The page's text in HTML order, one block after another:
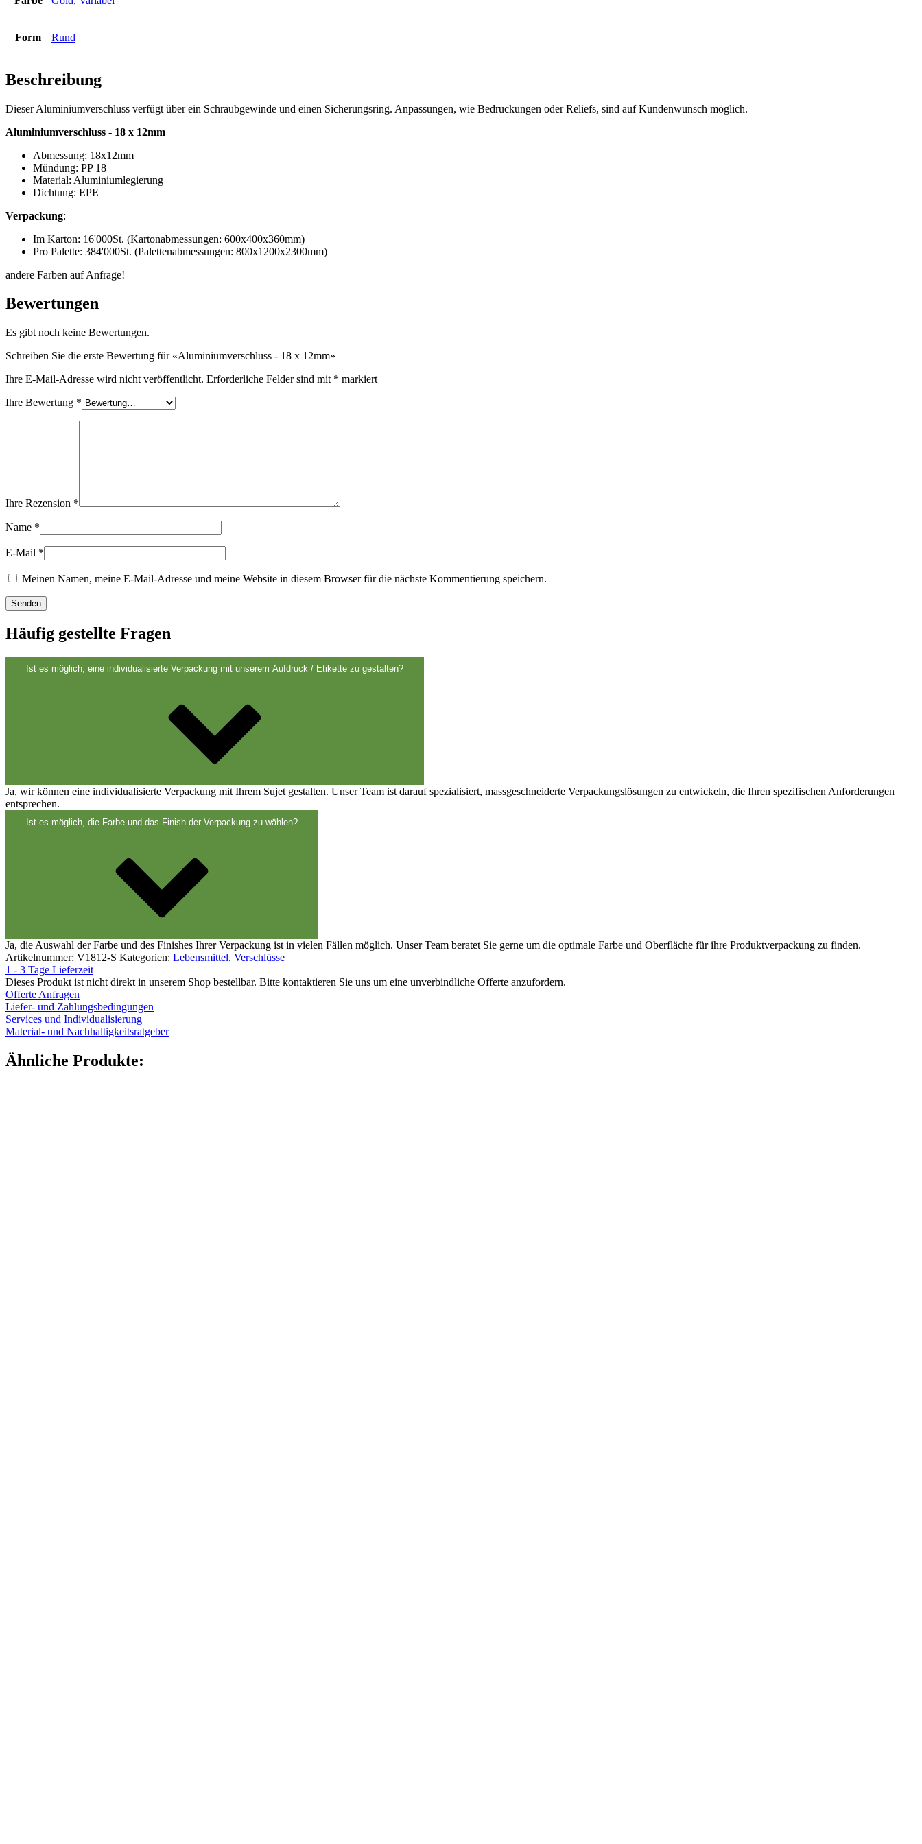
Flaschen
Hotfill Flaschen
Kanister(21)
Kosmetik
Nachhaltig
Saucenflaschen(24)
Sprüher
Tanks(2)
Verschlüsse
Weinflaschen und Sektflaschen(83)
Form Rund
Beschreibung
Dieser Aluminiumverschluss verfügt über ein Schraubgewinde und einen Sicherungsring. Anpassungen, wie Bedruckungen oder Reliefs, sind auf Kundenwunsch möglich.
Aluminiumverschluss - 18 x 12mm
Abmessung: 18x12mm
Mündung: PP 18
Material: Aluminiumlegierung
Dichtung: EPE
Verpackung:
Im Karton: 16'000St. (Kartonabmessungen: 600x400x360mm)
Pro Palette: 384'000St. (Palettenabmessungen: 800x1200x2300mm)
andere Farben auf Anfrage!
Bewertungen
Es gibt noch keine Bewertungen.
Schreiben Sie die erste Bewertung für «Aluminiumverschluss - 18 x 12mm»
Ihre E-Mail-Adresse wird nicht veröffentlicht. Erforderliche Felder sind mit * markiert
Ihre Bewertung *
Ihre Rezension *
Name *
E-Mail *
Meinen Namen, meine E-Mail-Adresse und meine Website in diesem Browser für die nächste Kommentierung speichern.
Häufig gestellte Fragen
Ist es möglich, eine individualisierte Verpackung mit unserem Aufdruck / Etikette zu gestalten?
Ja, wir können eine individualisierte Verpackung mit Ihrem Sujet gestalten. Unser Team ist darauf spezialisiert, massgeschneiderte Verpackungslösungen zu entwickeln, die Ihren spezifischen Anforderungen
entsprechen.
Ist es möglich, die Farbe und das Finish der Verpackung zu wählen?
Ja, die Auswahl der Farbe und des Finishes Ihrer Verpackung ist in vielen Fällen möglich. Unser Team beratet Sie gerne um die optimale Farbe und Oberfläche für ihre Produktverpackung zu finden.
Artikelnummer: V1812-S Kategorien: Lebensmittel, Verschlüsse
1 - 3 Tage Lieferzeit
Dieses Produkt ist nicht direkt in unserem Shop bestellbar. Bitte kontaktieren Sie uns um eine unverbindliche Offerte anzufordern.
Offerte Anfragen
Liefer- und Zahlungsbedingungen
Services und Individualisierung
Material- und Nachhaltigkeitsratgeber
Ähnliche Produkte: